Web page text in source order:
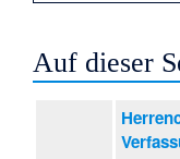
Auf dieser